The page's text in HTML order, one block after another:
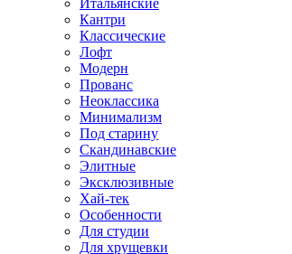
Кантри
Классические
Лофт
Модерн
Прованс
Неоклассика
Минимализм
Под старину
Скандинавские
Элитные
Эксклюзивные
Хай-тек
Особенности
Для студии
Для хрущевки